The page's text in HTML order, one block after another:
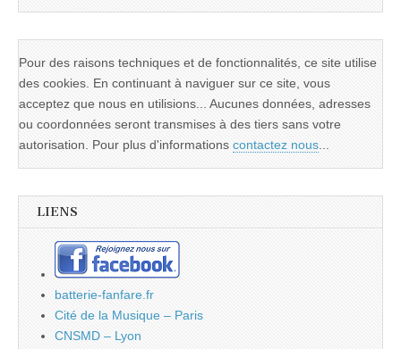
Pour des raisons techniques et de fonctionnalités, ce site utilise
des cookies. En continuant à naviguer sur ce site, vous
acceptez que nous en utilisions... Aucunes données, adresses
ou coordonnées seront transmises à des tiers sans votre
autorisation. Pour plus d'informations contactez nous...
LIENS
batterie-fanfare.fr
Cité de la Musique – Paris
CNSMD – Lyon